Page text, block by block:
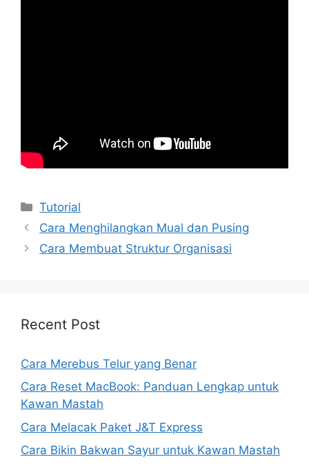
Kategori
Tutorial
Cara Menghilangkan Mual dan Pusing
Cara Membuat Struktur Organisasi
Recent Post
Cara Merebus Telur yang Benar
Cara Reset MacBook: Panduan Lengkap untuk
Kawan Mastah
Cara Melacak Paket J&T Express
Cara Bikin Bakwan Sayur untuk Kawan Mastah